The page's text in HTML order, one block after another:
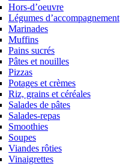
Hors-d’oeuvre
Légumes d’accompagnement
Marinades
Muffins
Pains sucrés
Pâtes et nouilles
Pizzas
Potages et crèmes
Riz, grains et céréales
Salades de pâtes
Salades-repas
Smoothies
Soupes
Viandes rôties
Vinaigrettes